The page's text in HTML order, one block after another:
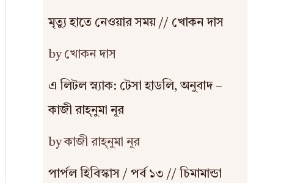
মৃত্যু হাতে নেওয়ার সময় // খোকন দাস
by খোকন দাস
এ লিটল স্ন্যাক: টেসা হাডলি, অনুবাদ –
কাজী রাহ্‌নুমা নূর
by কাজী রাহ্‌নুমা নূর
পার্পল হিবিস্কাস / পর্ব ১৩ // চিমামান্ডা